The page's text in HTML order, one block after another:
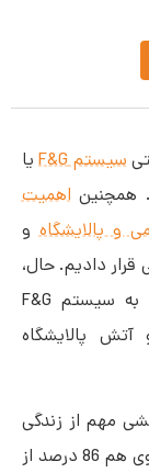
سیستم F&G
یا
همچنین اهمیت
و
دادیم. حال،
در این مطلب می خواهیم به طور خاص به سیستم F&G
پالایشگاه
مهم از زندگی
روزمره ما هستند. این سوخت ‌های فسیلی روی هم 86 درصد از